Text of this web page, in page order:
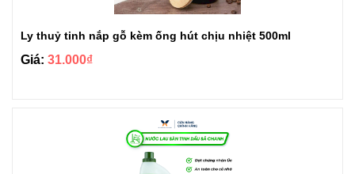
Ly thuỷ tinh nắp gỗ kèm ống hút chịu nhiệt 500ml
Giá: 31.000₫